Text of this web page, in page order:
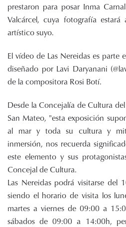
prestaron para posar Inma
Valcárcel, cuya fotografía
artístico suyo.
El vídeo de Las Nereidas es parte
diseñado por Lavi Daryanani
de la compositora Rosi Botí.
Desde la Concejalía de Cultura
San Mateo, "esta exposición
al mar y toda su cultura y
inmersión, nos recuerda
este elemento y sus
Concejal de Cultura.
Las Nereidas podrá visitarse
siendo el horario de visita los
martes a viernes de 09:00 a
sábados de 09:00 a 14:00h,